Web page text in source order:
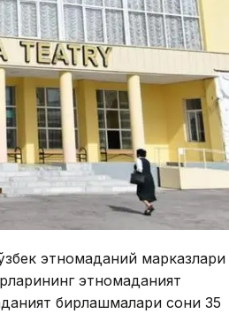
этномаданий марказлари
этномаданият
бирлашмалари сони 35